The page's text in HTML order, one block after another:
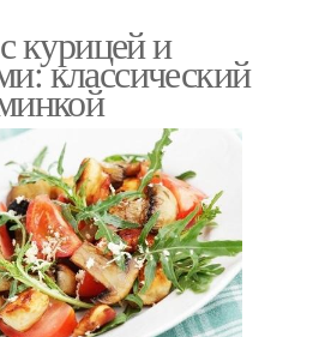
курицей и
классический